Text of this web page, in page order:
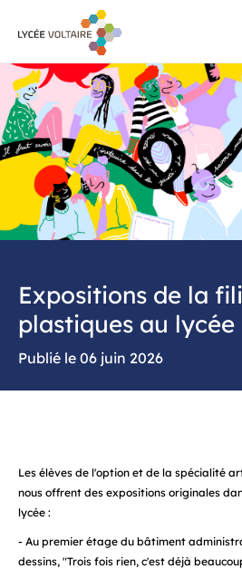
principal
Expositions de la
plastiques au lycée
06 juin 2026
Les élèves de l'option et de la spécialité
nous offrent des expositions originales
lycée :
- Au premier étage du bâtiment
dessins, "Trois fois rien, c'est déjà